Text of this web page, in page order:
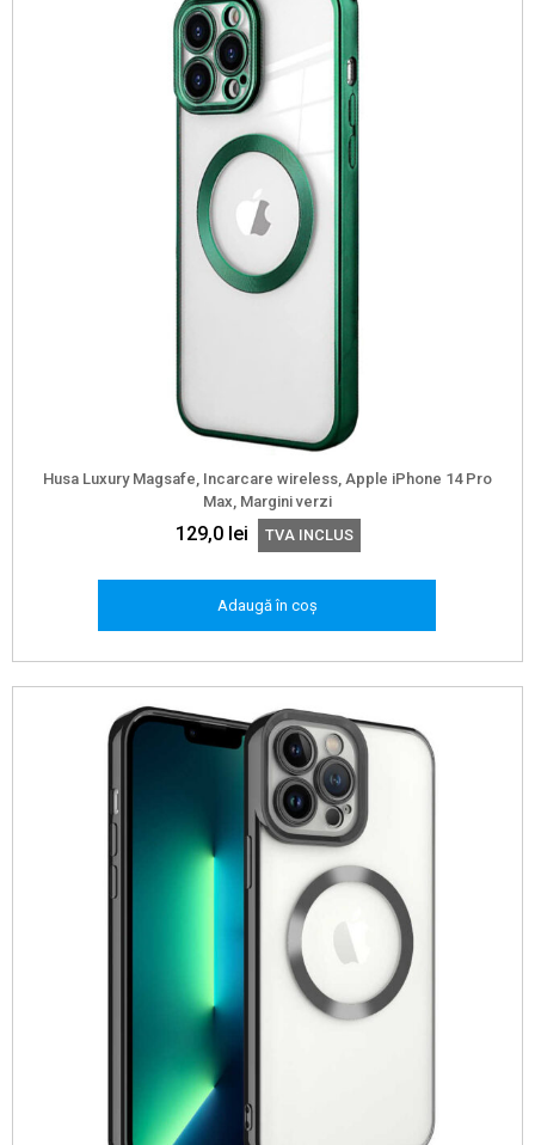
Husa Luxury Magsafe, Incarcare wireless, Apple iPhone 14 Pro
Max, Margini verzi
129,0 lei TVA INCLUS
Adaugă în coș